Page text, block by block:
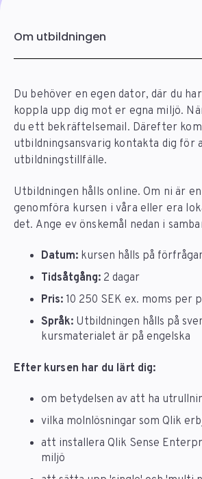
Om utbildningen
Du behöver en egen dator, där du
koppla upp dig mot er egna miljö.
du ett bekräftelsemail. Därefter
utbildningsansvarig kontakta dig för
utbildningstillfälle.
Utbildningen hålls online. Om ni är
genomföra kursen i våra eller era
det. Ange ev önskemål nedan i
Datum: kursen hålls på
Tidsåtgång: 2 dagar
Pris: 10 250 SEK ex. moms per
Språk: Utbildningen hålls på
kursmaterialet är på engelska
Efter kursen har du lärt dig:
om betydelsen av att ha
vilka molnlösningar som Qlik
att installera Qlik Sense
miljö